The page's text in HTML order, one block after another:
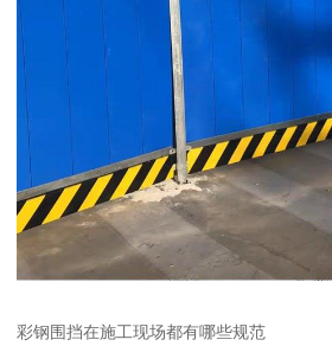
彩钢围挡在施工现场都有哪些规范